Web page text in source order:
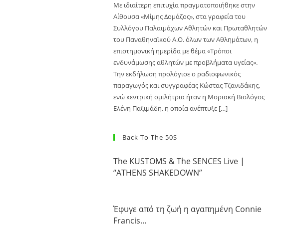
Με ιδιαίτερη επιτυχία πραγματοποιήθηκε στην
Αίθουσα «Μίμης Δομάζος», στα γραφεία του
Συλλόγου Παλαιμάχων Αθλητών και Πρωταθλητών
του Παναθηναϊκού Α.Ο. όλων των Αθλημάτων, η
επιστημονική ημερίδα με θέμα «Τρόποι
ενδυνάμωσης αθλητών με προβλήματα υγείας».
Την εκδήλωση προλόγισε ο ραδιοφωνικός
παραγωγός και συγγραφέας Κώστας Τζανιδάκης,
ενώ κεντρική ομιλήτρια ήταν η Μοριακή Βιολόγος
Ελένη Παξιμάδη, η οποία ανέπτυξε […]
Back To The 50S
The KUSTOMS & The SENCES Live |
“ATHENS SHAKEDOWN”
Έφυγε από τη ζωή η αγαπημένη Connie
Francis…